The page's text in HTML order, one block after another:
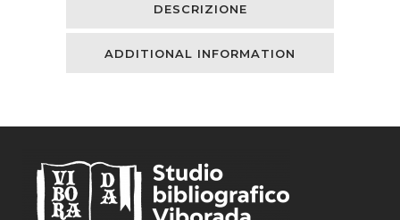
DESCRIZIONE
ADDITIONAL INFORMATION